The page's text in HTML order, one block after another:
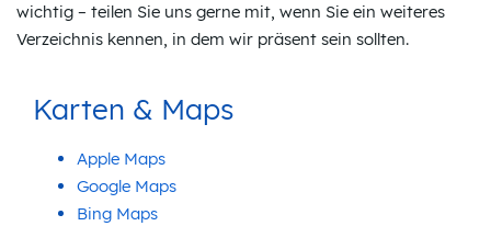
wichtig – teilen Sie uns gerne mit, wenn Sie ein weiteres
Verzeichnis kennen, in dem wir präsent sein sollten.
Karten & Maps
Apple Maps
Google Maps
Bing Maps